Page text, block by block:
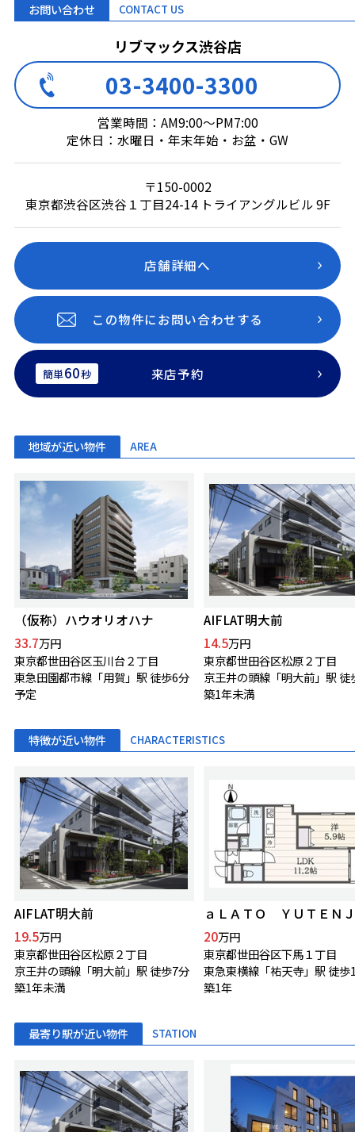
お問い合わせ CONTACT US
リブマックス渋谷店
03-3400-3300
営業時間：AM9:00～PM7:00
定休日：水曜日・年末年始・お盆・GW
〒150-0002
東京都渋谷区渋谷１丁目24-14 トライアングルビル 9F
店舗詳細へ
この物件にお問い合わせする
簡単60秒 来店予約
地域が近い物件 AREA
（仮称）ハウオリオハナ
33.7万円
東京都世田谷区玉川台２丁目
東急田園都市線「用賀」駅 徒歩6分
予定
AIFLAT明大前
14.5万円
東京都世田谷区松原２丁目
京王井の頭線「明大前」駅 徒
築1年未満
特徴が近い物件 CHARACTERISTICS
AIFLAT明大前
19.5万円
東京都世田谷区松原２丁目
京王井の頭線「明大前」駅 徒歩7分
築1年未満
ａＬＡＴＯ ＹＵＴＥＮ
20万円
東京都世田谷区下馬１丁目
東急東横線「祐天寺」駅 徒歩
築1年
最寄り駅が近い物件 STATION